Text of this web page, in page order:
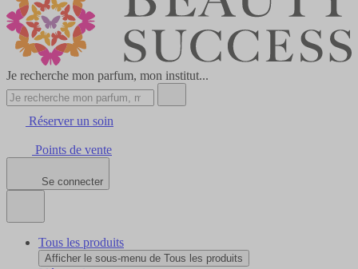
Je recherche mon parfum, mon institut...
Réserver un soin
Points de vente
Se connecter
Tous les produits
Afficher le sous-menu de Tous les produits